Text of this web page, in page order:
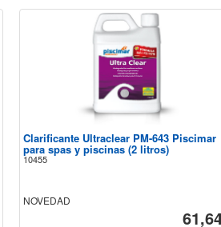
Clarificante Ultraclear PM-643 Piscimar
para spas y piscinas (2 litros)
10455
NOVEDAD